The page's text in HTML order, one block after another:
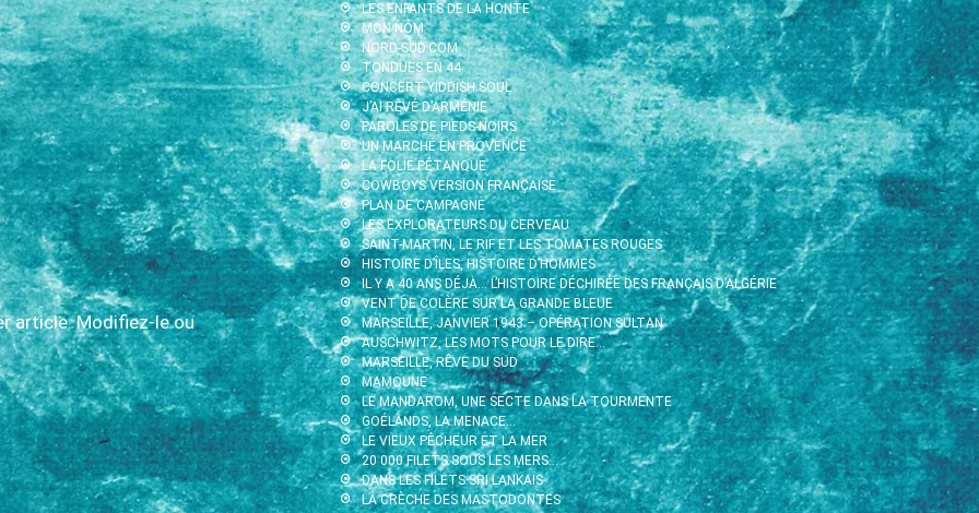
article. Modifiez-le ou
LES ENFANTS DE LA HONTE
MON NOM
NORD-SUD.COM
TONDUES EN 44
CONCERT YIDDISH SOUL
J’AI RÊVÉ D’ARMÉNIE
PAROLES DE PIEDS-NOIRS
UN MARCHÉ EN PROVENCE
LA FOLIE PÉTANQUE
COWBOYS VERSION FRANÇAISE
PLAN DE CAMPAGNE
LES EXPLORATEURS DU CERVEAU
SAINT-MARTIN, LE RIF ET LES TOMATES ROUGES
HISTOIRE D’ÎLES, HISTOIRE D’HOMMES
IL Y A 40 ANS DÉJÀ… L’HISTOIRE DÉCHIRÉE DES FRANÇAIS D’ALGÉRIE
VENT DE COLÈRE SUR LA GRANDE BLEUE
MARSEILLE, JANVIER 1943 – OPÉRATION SULTAN
AUSCHWITZ, LES MOTS POUR LE DIRE…
MARSEILLE, RÊVE DU SUD
MAMOUNE
LE MANDAROM, UNE SECTE DANS LA TOURMENTE
GOÉLANDS, LA MENACE…
LE VIEUX PÊCHEUR ET LA MER
20 000 FILETS SOUS LES MERS…
DANS LES FILETS SRI LANKAIS
LA CRÈCHE DES MASTODONTES